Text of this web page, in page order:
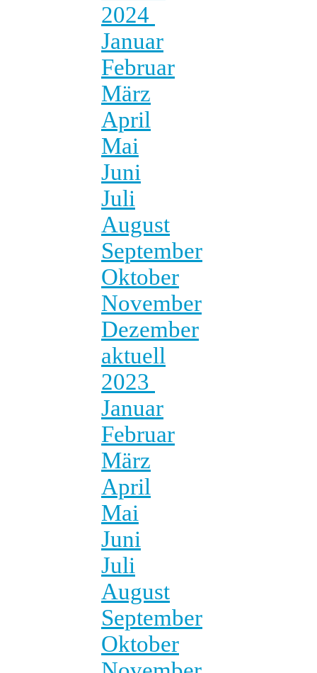
2024
Januar
Februar
März
April
Mai
Juni
Juli
August
September
Oktober
November
Dezember
aktuell
2023
Januar
Februar
März
April
Mai
Juni
Juli
August
September
Oktober